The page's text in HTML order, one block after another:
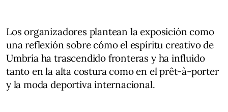
Los organizadores plantean la exposición como
una reflexión sobre cómo el espíritu creativo de
Umbría ha trascendido fronteras y ha influido
tanto en la alta costura como en el prêt-à-porter
y la moda deportiva internacional.